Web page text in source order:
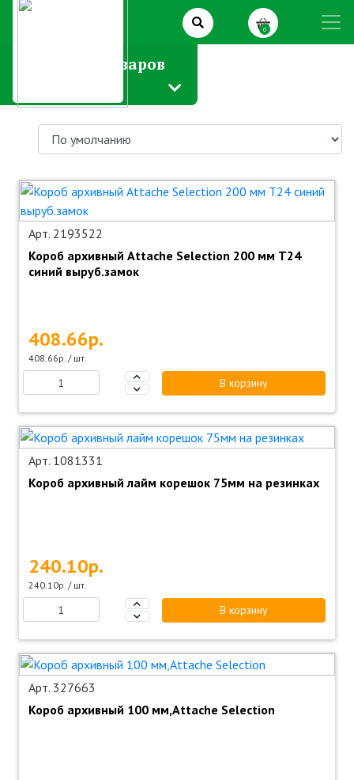
0
Каталог товаров
Арт. 2193522
Короб архивный Attache Selection 200 мм Т24
синий выруб.замок
408.66р.
408.66р. / шт.
В корзину
Арт. 1081331
Короб архивный лайм корешок 75мм на резинках
240.10р.
240.10р. / шт.
В корзину
Арт. 327663
Короб архивный 100 мм,Attache Selection